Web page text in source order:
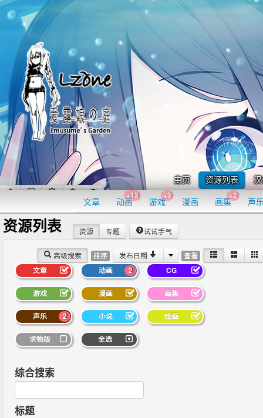
主页 资源列表
文章 动画
+13
游戏
+3
漫画 画集
+2
声
资源列表
高级搜索 排序 发布日期 查看
资源 专题 试试手气
文章 2
动画 CG
游戏 漫画 画集
2
声乐 小说 绘画
求物版 全选
综合搜索
标题